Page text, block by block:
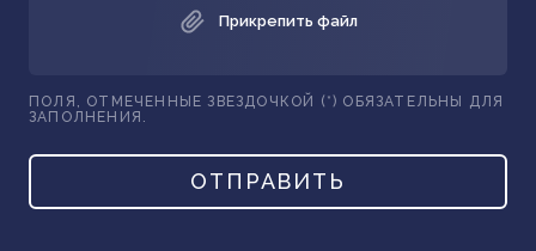
Прикрепить файл
ПОЛЯ, ОТМЕЧЕННЫЕ ЗВЕЗДОЧКОЙ (*) ОБЯЗАТЕЛЬНЫ ДЛЯ
ЗАПОЛНЕНИЯ.
ОТПРАВИТЬ